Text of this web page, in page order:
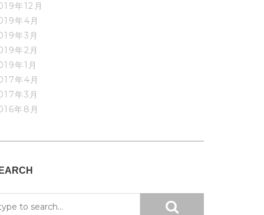
年12月
年4月
年3月
年2月
年1月
年4月
年3月
年8月